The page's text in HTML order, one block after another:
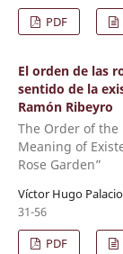
PDF
El orden de las
sentido de la
Ramón Ribeyro
The Order of the
Meaning of
Rose Garden”
Víctor Hugo
31-56
PDF